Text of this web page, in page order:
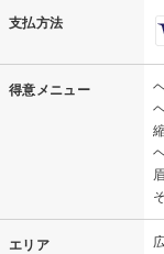
支払方法
得意メニュー
エリア